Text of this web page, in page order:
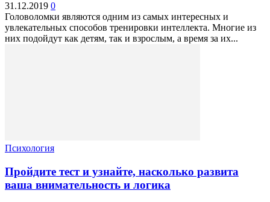
31.12.2019 0
Головоломки являются одним из самых интересных и
увлекательных способов тренировки интеллекта. Многие из
них подойдут как детям, так и взрослым, а время за их...
Психология
Пройдите тест и узнайте, насколько развита
ваша внимательность и логика